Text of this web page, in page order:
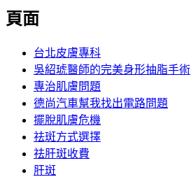
覽
頁面
台北皮膚專科
吳紹琥醫師的完美身形抽脂手術
專治肌膚問題
德尚汽車幫我找出電路問題
擺脫肌膚危機
祛斑方式選擇
祛肝斑收費
肝斑